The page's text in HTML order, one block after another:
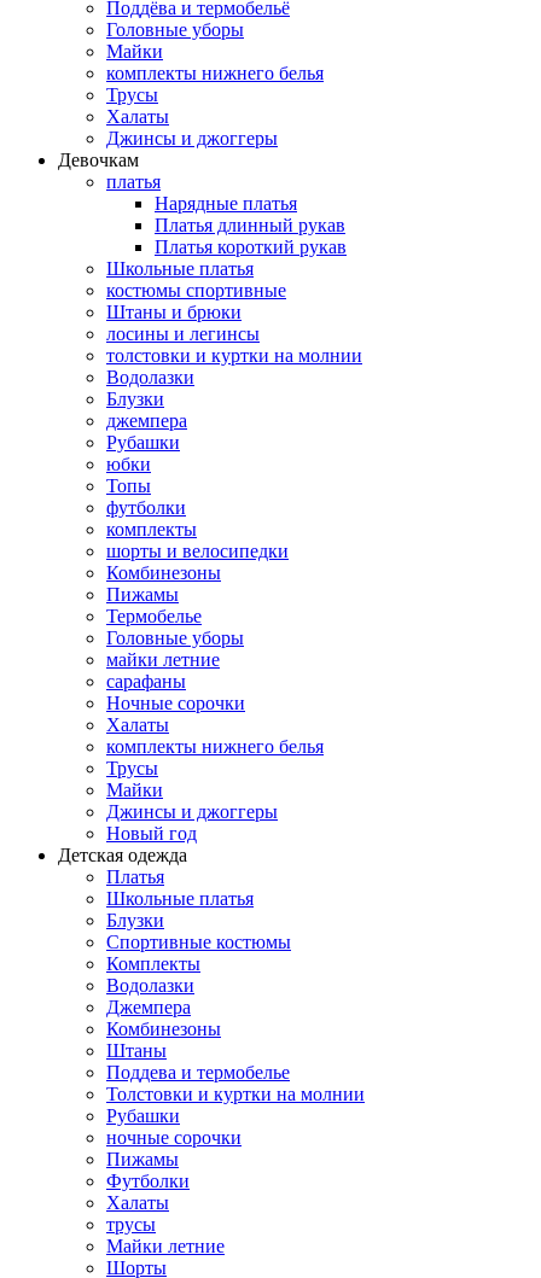
Поддёва и термобельё
Головные уборы
Майки
комплекты нижнего белья
Трусы
Халаты
Джинсы и джоггеры
Девочкам
платья
Нарядные платья
Платья длинный рукав
Платья короткий рукав
Школьные платья
костюмы спортивные
Штаны и брюки
лосины и легинсы
толстовки и куртки на молнии
Водолазки
Блузки
джемпера
Рубашки
юбки
Топы
футболки
комплекты
шорты и велосипедки
Комбинезоны
Пижамы
Термобелье
Головные уборы
майки летние
сарафаны
Ночные сорочки
Халаты
комплекты нижнего белья
Трусы
Майки
Джинсы и джоггеры
Новый год
Детская одежда
Платья
Школьные платья
Блузки
Спортивные костюмы
Комплекты
Водолазки
Джемпера
Комбинезоны
Штаны
Поддева и термобелье
Толстовки и куртки на молнии
Рубашки
ночные сорочки
Пижамы
Футболки
Халаты
трусы
Майки летние
Шорты